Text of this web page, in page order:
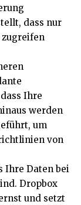
dass nur
Ihre
werden
um
von
Ihre Daten bei
Dropbox
und setzt